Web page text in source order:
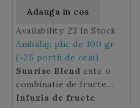
Adauga in cos
Availability: 23 In Stock
Ambalaj: plic de 100 gr
(~25 portii de ceai)
Sunrise Blend este o
combinatie de fructe
atent selectate pentru a
Infuzia de fructe